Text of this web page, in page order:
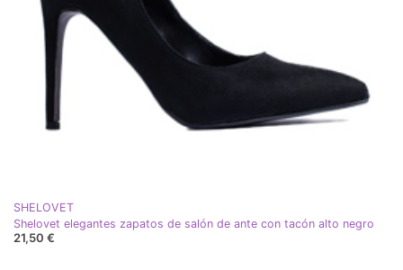
SHELOVET
Shelovet elegantes zapatos de salón de ante con tacón alto negro
21,50 €